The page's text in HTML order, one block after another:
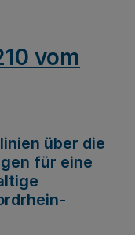
vom
über die
für eine